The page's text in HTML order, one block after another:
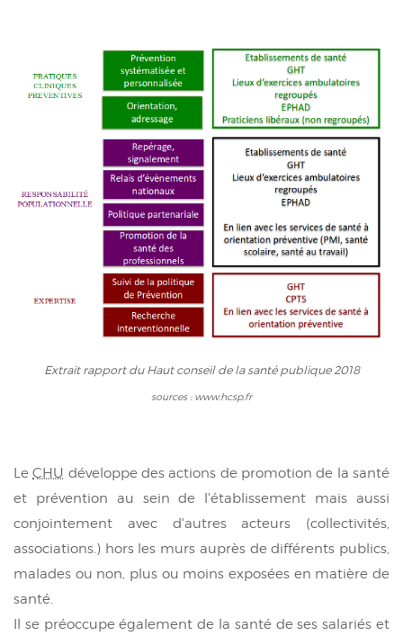
Extrait rapport du Haut conseil de la santé publique 2018
sources : www.hcsp.fr
LeCHU développe des actions de promotion de la santé
et prévention au sein de l'établissement mais aussi
conjointement avec d'autres acteurs (collectivités,
associations.) hors les murs auprès de différents publics,
malades ou non, plus ou moins exposées en matière de
santé.
Il se préoccupe également de la santé de ses salariés et